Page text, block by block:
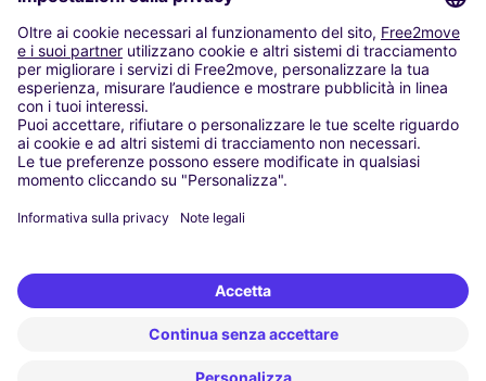
LE NOSTRE CITTÀ
Paris
Madrid
Washington DC
Milano
Roma
Torino
Vienna
Berlino
Düsseldorf